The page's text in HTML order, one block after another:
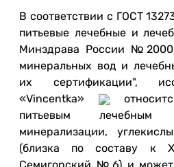
В соответствии с ГОСТ
питьевые лечебные и
Минздрава России
минеральных вод и
их сертификации",
«Vincentka»
питьевым
минерализации,
(близка по составу к